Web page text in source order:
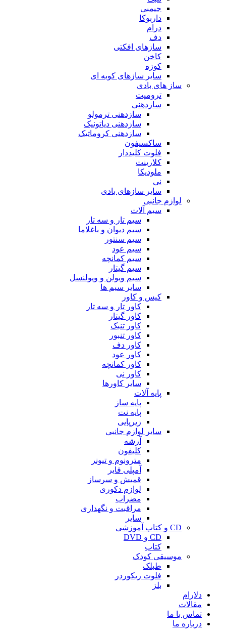
جیمبی
داربوکا
درام
دف
سازهای افکتی
کاخن
کوزه
سایر سازهای کوبه ای
ساز های بادی
ترومپت
سازدهنی
سازدهنی ترمولو
سازدهنی دیاتونیک
سازدهنی کروماتیک
ساکسیفون
فلوت کلیددار
کلارینت
ملودیکا
نی
سایر سازهای بادی
لوازم جانبی
سیم آلات
سیم تار و سه تار
سیم دیوان و باغلاما
سیم سنتور
سیم عود
سیم کمانچه
سیم گیتار
سیم ویولن و ویولنسل
سایر سیم ها
کیس و کاور
کاور تار و سه تار
کاور گیتار
کاور تنبک
کاور تنبور
کاور دف
کاور عود
کاور کمانچه
کاور نی
سایر کاورها
پایه آلات
پایه ساز
پایه نت
زیرپایی
سایر لوازم جانبی
آرشه
کلیفون
مترونوم و تیونر
آمپلی فایر
قمیش و سرساز
لوازم دکوری
مضراب
مراقبت و نگهداری
سایر
CD و کتاب آموزشی
CD و DVD
کتاب
موسیقی کودک
طبلک
فلوت ریکوردر
بلز
دلارام
مقالات
تماس با ما
درباره ما